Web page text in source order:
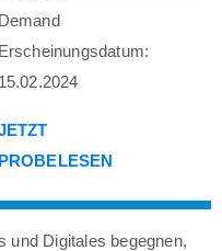
Demand
Erscheinungsdatum:
15.02.2024
PROBELESEN
und Digitales begegnen,